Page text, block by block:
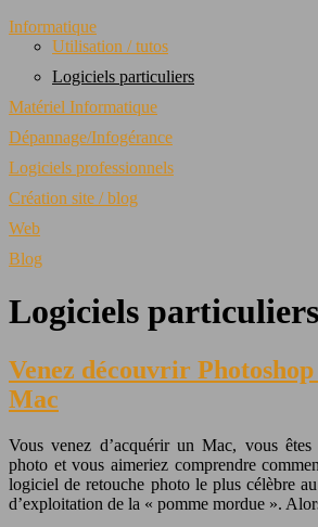
Informatique
Utilisation / tutos
Logiciels particuliers
Matériel Informatique
Dépannage/Infogérance
Logiciels professionnels
Création site / blog
Web
Blog
Logiciels particuliers
Venez découvrir
Mac
Vous venez d’acquérir un Mac, vous êtes
photo et vous aimeriez comprendre
logiciel de retouche photo le plus célèbre
d’exploitation de la « pomme mordue ».